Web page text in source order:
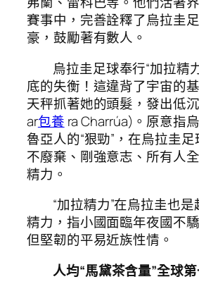
賽事中，完善詮釋了烏拉圭
豪，鼓勵著有數人。
烏拉圭足球奉行“加拉精
底的失衡！這違背了宇宙的
天秤抓著她的頭髮，發出低
ar包養 ra Charrúa)。原意指
魯亞人的“狠勁”，在烏拉圭
不廢棄、剛強意志、所有人
精力。
“加拉精力”在烏拉圭也
精力，指小國面臨年夜國不
但堅韌的平易近族性情。
人均“馬黛茶含量”全球